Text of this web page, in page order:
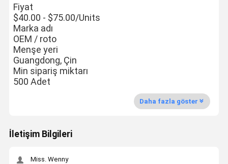
Fiyat
$40.00 - $75.00/Units
Marka adı
OEM / roto
Menşe yeri
Guangdong, Çin
Min sipariş miktarı
500 Adet
Daha fazla göster
İletişim Bilgileri
Miss. Wenny